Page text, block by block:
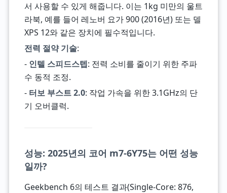
서 사용할 수 있게 해줍니다. 이는 1kg 미만의 울트
라북, 예를 들어 레노버 요가 900 (2016년) 또는 델
XPS 12와 같은 장치에 필수적입니다.
전력 절약 기술:
- 인텔 스피드스텝: 전력 소비를 줄이기 위한 주파
수 동적 조정.
- 터보 부스트 2.0: 작업 가속을 위한 3.1GHz의 단
기 오버클럭.
성능: 2025년의 코어 m7-6Y75는 어떤 성능
일까?
Geekbench 6의 테스트 결과(Single-Core: 876,